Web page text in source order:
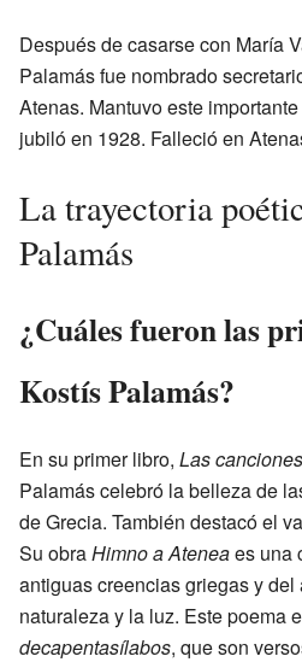
Después de casarse con María
Palamás fue nombrado
Atenas. Mantuvo este
jubiló en 1928. Falleció en
La trayectoria
Palamás
¿Cuáles fueron las
Kostís Palamás?
En su primer libro, Las
Palamás celebró la belleza de
de Grecia. También destacó el
Su obraHimno a Ateneaes una
antiguas creencias griegas y
naturaleza y la luz. Este poema
decapentasílabos, que son